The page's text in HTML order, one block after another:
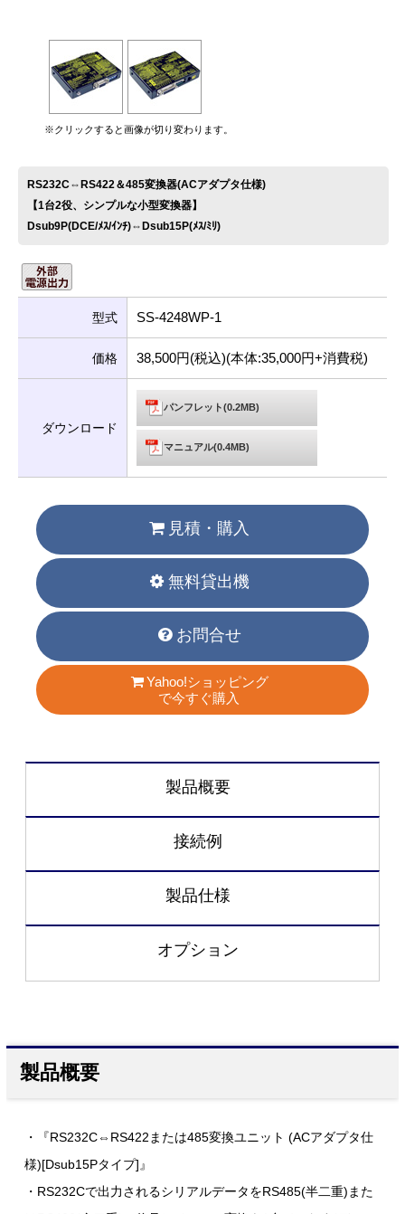
※クリックすると画像が切り変わります。
RS232C⇔RS422＆485変換器(ACアダプタ仕様)
【1台2役、シンプルな小型変換器】
Dsub9P(DCE/ﾒｽ/ｲﾝﾁ)⇔Dsub15P(ﾒｽ/ﾐﾘ)
型式 SS-4248WP-1
価格 38,500円(税込)(本体:35,000円+消費税)
ダウンロード
パンフレット(0.2MB)
マニュアル(0.4MB)
見積・購入
無料貸出機
お問合せ
Yahoo!ショッピング
で今すぐ購入
製品概要
接続例
製品仕様
オプション
製品概要
・『RS232C⇔RS422または485変換ユニット (ACアダプタ仕
様)[Dsub15Pタイプ]』
・RS232Cで出力されるシリアルデータをRS485(半二重)また